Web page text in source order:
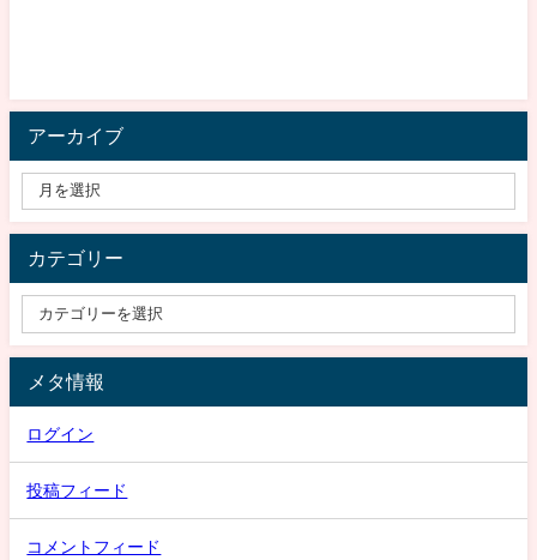
アーカイブ
カテゴリー
メタ情報
ログイン
投稿フィード
コメントフィード